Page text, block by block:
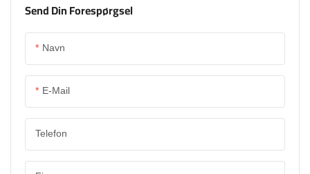
Send Din Forespørgsel
Navn
E-Mail
Telefon